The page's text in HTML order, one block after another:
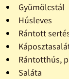
Gyümölcstál
Húsleves
Rántott
Rántotthús,
Saláta